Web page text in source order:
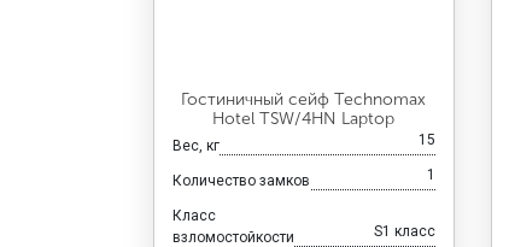
Гостиничный сейф Technomax
Hotel TSW/4HN Laptop
Вес, кг 15
Количество замков 1
Класс
взломостойкости
S1 класс